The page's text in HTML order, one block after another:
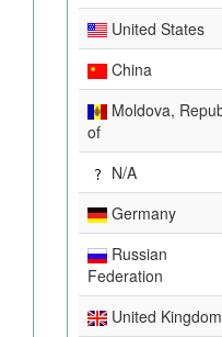
United States
China
Moldova,
of
N/A
Germany
Russian
Federation
United Kingdom